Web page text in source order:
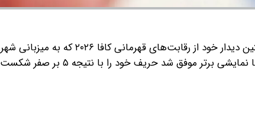
تیم ملی فوتسال بانوان ایران در نخستین دیدار خود از رقابت‌های قهرمانی کافا ۲۰۲۶ که به میزبانی شهر
موفق شد حریف خود را با نتیجه ۵ بر صفر شکست دهد.